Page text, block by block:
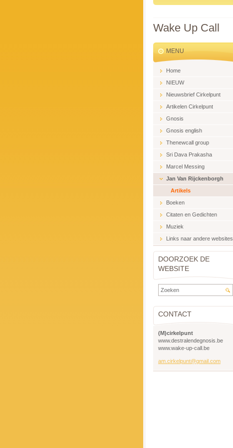
Wake Up Call
MENU
Home
NIEUW
Nieuwsbrief Cirkelpunt
Artikelen Cirkelpunt
Gnosis
Gnosis english
Thenewcall group
Sri Dava Prakasha
Marcel Messing
Jan Van Rijckenborgh
Artikels
Boeken
Citaten en Gedichten
Muziek
Links naar andere websites
DOORZOEK DE
WEBSITE
CONTACT
(M)cirkelpunt
www.destralendegnosis.be
www.wake-up-call.be
am.cirkelpunt@gmail.com